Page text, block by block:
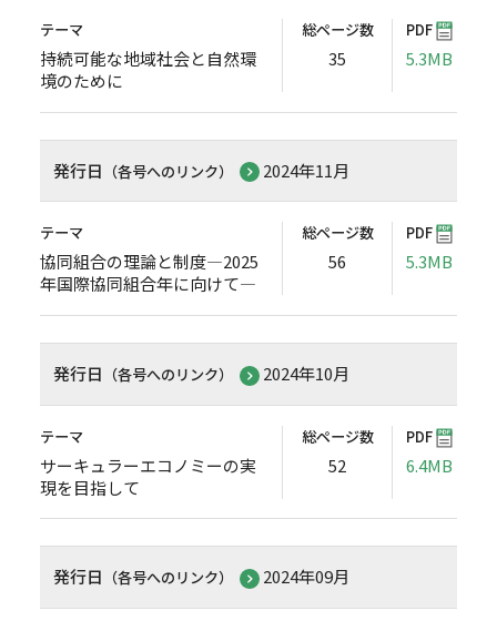
テーマ
持続可能な地域社会と自然環
境のために
総ページ数
35
PDF
5.3MB
発行日 （各号へのリンク） 2024年11月
テーマ
協同組合の理論と制度―2025
年国際協同組合年に向けて―
総ページ数
56
PDF
5.3MB
発行日 （各号へのリンク） 2024年10月
テーマ
サーキュラーエコノミーの実
現を目指して
総ページ数
52
PDF
6.4MB
発行日 （各号へのリンク） 2024年09月